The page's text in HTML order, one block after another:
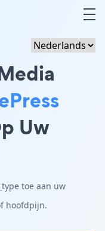
Uw
toe aan uw
hoofdpijn.